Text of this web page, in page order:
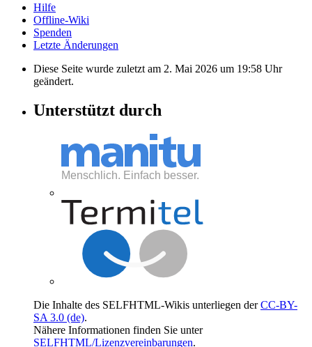
Hilfe
Offline-Wiki
Spenden
Letzte Änderungen
Diese Seite wurde zuletzt am 2. Mai 2026 um 19:58 Uhr
geändert.
Unterstützt durch
Die Inhalte des SELFHTML-Wikis unterliegen derCC-BY-
SA 3.0 (de).
Nähere Informationen finden Sie unter
SELFHTML/Lizenzvereinbarungen.